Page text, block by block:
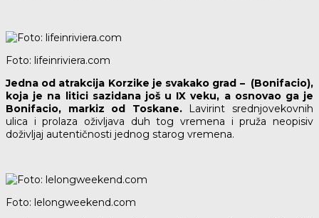
Foto: lifeinriviera.com
Jedna od atrakcija Korzike je svakako grad – (Bonifacio),
koja je na litici sazidana još u IX veku, a osnovao ga je
Bonifacio, markiz od Toskane.
Lavirint srednjovekovnih
ulica i prolaza oživljava duh tog vremena i pruža neopisiv
doživljaj autentičnosti jednog starog vremena.
Foto: lelongweekend.com